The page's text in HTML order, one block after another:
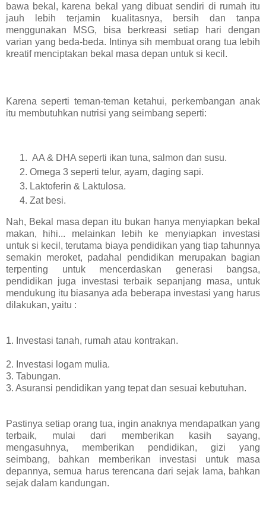
bawa bekal, karena bekal yang dibuat sendiri di rumah itu
jauh lebih terjamin kualitasnya, bersih dan tanpa
menggunakan MSG, bisa berkreasi setiap hari dengan
varian yang beda-beda. Intinya sih membuat orang tua lebih
kreatif menciptakan bekal masa depan untuk si kecil.
Karena seperti teman-teman ketahui, perkembangan anak
itu membutuhkan nutrisi yang seimbang seperti:
AA & DHA seperti ikan tuna, salmon dan susu.
Omega 3 seperti telur, ayam, daging sapi.
Laktoferin & Laktulosa.
Zat besi.
Nah, Bekal masa depan itu bukan hanya menyiapkan bekal
makan, hihi... melainkan lebih ke menyiapkan investasi
untuk si kecil, terutama biaya pendidikan yang tiap tahunnya
semakin meroket, padahal pendidikan merupakan bagian
terpenting untuk mencerdaskan generasi bangsa,
pendidikan juga investasi terbaik sepanjang masa, untuk
mendukung itu biasanya ada beberapa investasi yang harus
dilakukan, yaitu :
1. Investasi tanah, rumah atau kontrakan.
2. Investasi logam mulia.
3. Tabungan.
3. Asuransi pendidikan yang tepat dan sesuai kebutuhan.
Pastinya setiap orang tua, ingin anaknya mendapatkan yang
terbaik, mulai dari memberikan kasih sayang,
mengasuhnya, memberikan pendidikan, gizi yang
seimbang, bahkan memberikan investasi untuk masa
depannya, semua harus terencana dari sejak lama, bahkan
sejak dalam kandungan.